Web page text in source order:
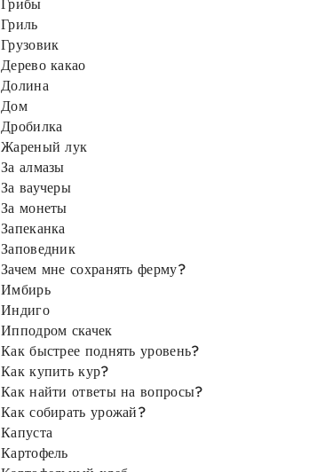
Гриль
Грузовик
Дерево какао
Долина
Дом
Дробилка
Жареный лук
За алмазы
За ваучеры
За монеты
Запеканка
Заповедник
Зачем мне сохранять ферму?
Имбирь
Индиго
Ипподром скачек
Как быстрее поднять уровень?
Как купить кур?
Как найти ответы на вопросы?
Как собирать урожай?
Капуста
Картофель